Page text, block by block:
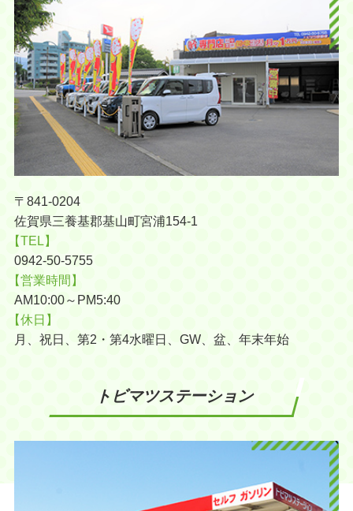
〒841-0204
佐賀県三養基郡基山町宮浦154-1
【TEL】
0942-50-5755
【営業時間】
AM10:00～PM5:40
【休日】
月、祝日、第2・第4水曜日、GW、盆、年末年始
トビマツステーション